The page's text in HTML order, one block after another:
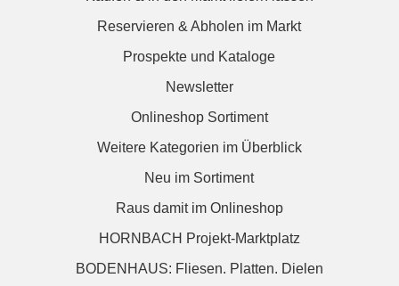
Reservieren & Abholen im Markt
Prospekte und Kataloge
Newsletter
Onlineshop Sortiment
Weitere Kategorien im Überblick
Neu im Sortiment
Raus damit im Onlineshop
HORNBACH Projekt-Marktplatz
BODENHAUS: Fliesen. Platten. Dielen